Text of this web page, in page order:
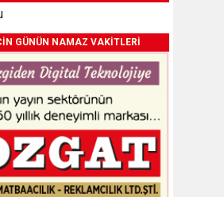
GÜNÜN NAMAZ VAKİTLERİ